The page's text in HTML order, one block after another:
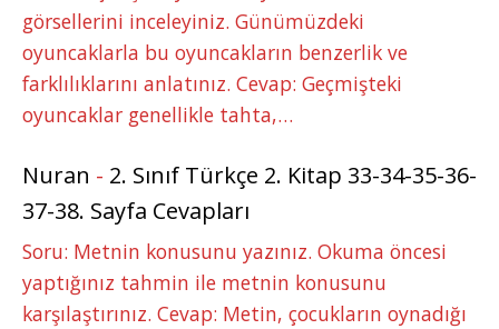
görsellerini inceleyiniz. Günümüzdeki
oyuncaklarla bu oyuncakların benzerlik ve
farklılıklarını anlatınız. Cevap: Geçmişteki
oyuncaklar genellikle tahta,…
Nuran - 2. Sınıf Türkçe 2. Kitap 33-34-35-36-
37-38. Sayfa Cevapları
Soru: Metnin konusunu yazınız. Okuma öncesi
yaptığınız tahmin ile metnin konusunu
karşılaştırınız. Cevap: Metin, çocukların oynadığı